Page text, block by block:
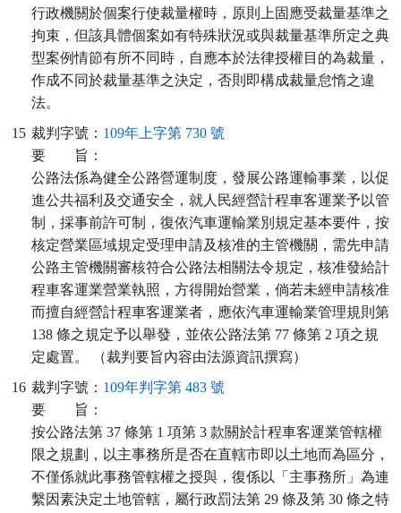
行政機關於個案行使裁量權時，原則上固應受裁量基準之
拘束，但該具體個案如有特殊狀況或與裁量基準所定之典
型案例情節有所不同時，自應本於法律授權目的為裁量，
作成不同於裁量基準之決定，否則即構成裁量怠惰之違
法。
15 裁判字號： 109年上字第 730 號
要
旨：
公路法係為健全公路營運制度，發展公路運輸事業，以促
進公共福利及交通安全，就人民經營計程車客運業予以管
制，採事前許可制，復依汽車運輸業別規定基本要件，按
核定營業區域規定受理申請及核准的主管機關，需先申請
公路主管機關審核符合公路法相關法令規定，核准發給計
程車客運業營業執照，方得開始營業，倘若未經申請核准
而擅自經營計程車客運業者，應依汽車運輸業管理規則第
138 條之規定予以舉發，並依公路法第 77 條第 2 項之規
定處置。 （裁判要旨內容由法源資訊撰寫）
16 裁判字號： 109年判字第 483 號
要
旨：
按公路法第 37 條第 1 項第 3 款關於計程車客運業管轄權
限之規劃，以主事務所是否在直轄市即以土地而為區分，
不僅係就此事務管轄權之授與，復係以「主事務所」為連
繫因素決定土地管轄，屬行政罰法第 29 條及第 30 條之特